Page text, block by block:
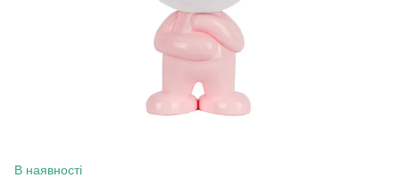
В наявності